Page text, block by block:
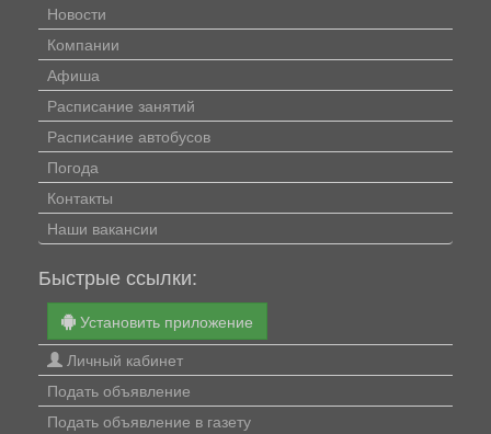
Новости
Компании
Афиша
Расписание занятий
Расписание автобусов
Погода
Контакты
Наши вакансии
Быстрые ссылки:
Установить приложение
Личный кабинет
Подать объявление
Подать объявление в газету